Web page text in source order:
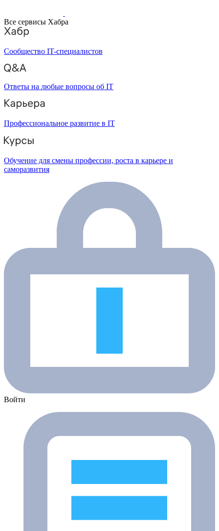
Все сервисы Хабра
Сообщество IT-специалистов
Ответы на любые вопросы об IT
Профессиональное развитие в IT
Обучение для смены профессии, роста в карьере и
саморазвития
Войти